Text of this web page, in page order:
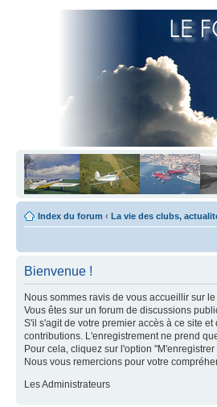
Index du forum ‹ La vie des clubs,
Bienvenue !
Nous sommes ravis de vous accueillir sur
Vous êtes sur un forum de discussions
S'il s'agit de votre premier accès à ce site
contributions. L'enregistrement ne prend
Pour cela, cliquez sur l'option
Nous vous remercions pour votre
Les Administrateurs